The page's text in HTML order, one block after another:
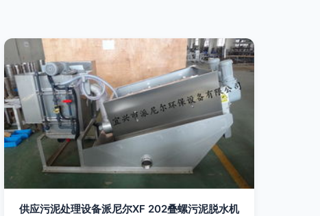
供应污泥处理设备派尼尔XF 202叠螺污泥脱水机